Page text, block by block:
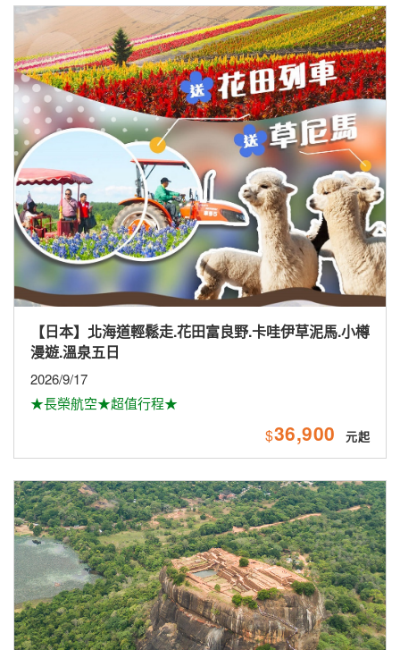
【日本】北海道輕鬆走.花田富良野.卡哇伊草泥馬.小樽
漫遊.溫泉五日
2026/9/17
★長榮航空★超值行程★
$36,900